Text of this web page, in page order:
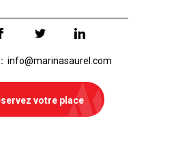
info@marinasaurel.com
votre place